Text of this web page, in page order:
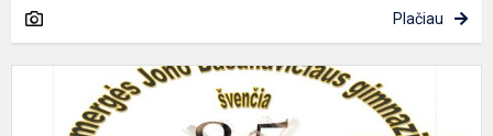
Plačiau